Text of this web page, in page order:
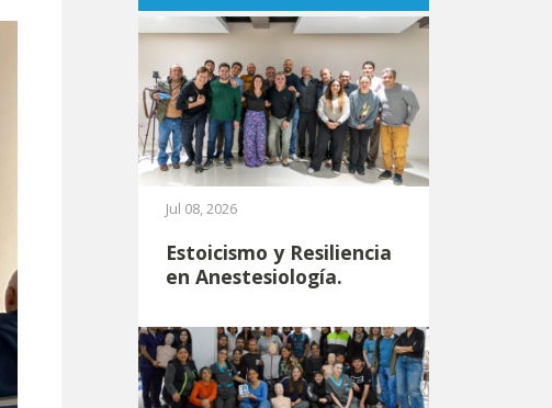
Jul 08, 2026
Estoicismo y Resiliencia
en Anestesiología.